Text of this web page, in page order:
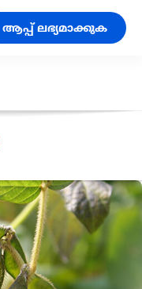
ആപ്പ് ലഭ്യമാക്കുക